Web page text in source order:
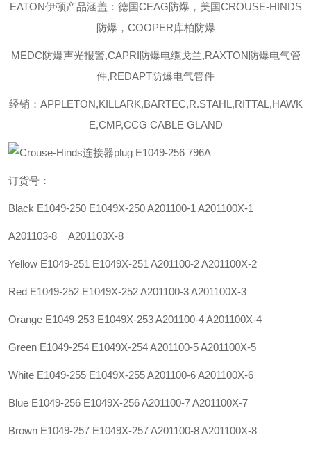
EATON伊顿产品涵盖：德国CEAG防爆，美国CROUSE-HINDS
防爆，COOPER库柏防爆
MEDC防爆声光报警,CAPRI防爆电缆戈兰,RAXTON防爆电气管
件,REDAPT防爆电气管件
经销：APPLETON,KILLARK,BARTEC,R.STAHL,RITTAL,HAWK
E,CMP,CCG CABLE GLAND
订货号：
Black E1049-250 E1049X-250 A201100-1 A201100X-1
A201103-8 A201103X-8
Yellow E1049-251 E1049X-251 A201100-2 A201100X-2
Red E1049-252 E1049X-252 A201100-3 A201100X-3
Orange E1049-253 E1049X-253 A201100-4 A201100X-4
Green E1049-254 E1049X-254 A201100-5 A201100X-5
White E1049-255 E1049X-255 A201100-6 A201100X-6
Blue E1049-256 E1049X-256 A201100-7 A201100X-7
Brown E1049-257 E1049X-257 A201100-8 A201100X-8